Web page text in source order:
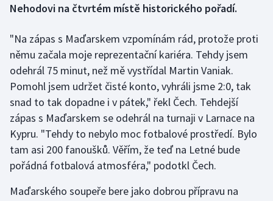
Futsal
Golf
Gymnastika
Házená
Jezdectví
Judo
Nehodovi na čtvrtém místě historického pořadí.
"Na zápas s Maďarskem vzpomínám rád, protože proti
němu začala moje reprezentační kariéra. Tehdy jsem
odehrál 75 minut, než mě vystřídal Martin Vaniak.
Pomohl jsem udržet čisté konto, vyhráli jsme 2:0, tak
snad to tak dopadne i v pátek," řekl Čech. Tehdejší
zápas s Maďarskem se odehrál na turnaji v Larnace na
Kypru. "Tehdy to nebylo moc fotbalové prostředí. Bylo
tam asi 200 fanoušků. Věřím, že teď na Letné bude
pořádná fotbalová atmosféra," podotkl Čech.
Maďarského soupeře bere jako dobrou přípravu na